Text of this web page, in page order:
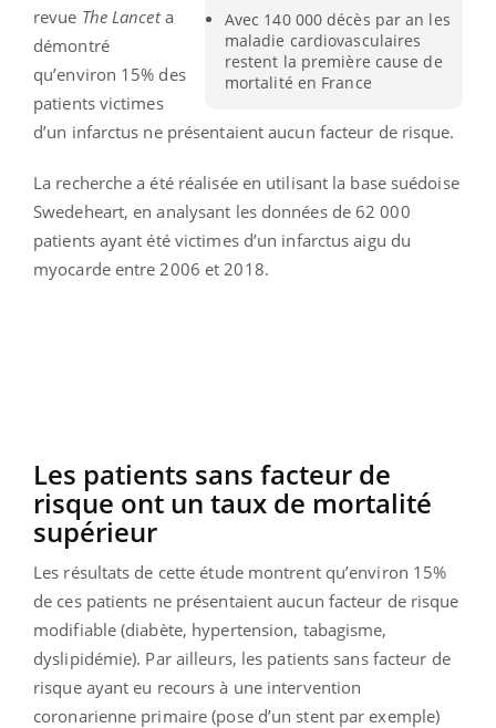
Avec 140 000 décès par an les
maladie cardiovasculaires
restent la première cause de
mortalité en France
revue The Lanceta
démontré
qu’environ 15% des
patients victimes
d’un infarctus ne présentaient aucun facteur de risque.
La recherche a été réalisée en utilisant la base suédoise
Swedeheart, en analysant les données de 62 000
patients ayant été victimes d’un infarctus aigu du
myocarde entre 2006 et 2018.
Les patients sans facteur de
risque ont un taux de mortalité
supérieur
Les résultats de cette étude montrent qu’environ 15%
de ces patients ne présentaient aucun facteur de risque
modifiable (diabète, hypertension, tabagisme,
dyslipidémie). Par ailleurs, les patients sans facteur de
risque ayant eu recours à une intervention
coronarienne primaire (pose d’un stent par exemple)